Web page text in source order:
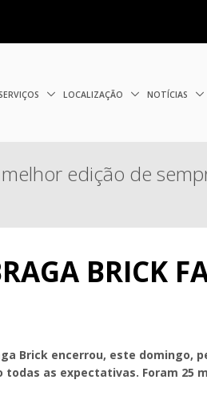
LOCALIZAÇÃO NOTÍCIAS
edição de
BRICK
Brick encerrou, este domingo,
as expectativas. Foram 25